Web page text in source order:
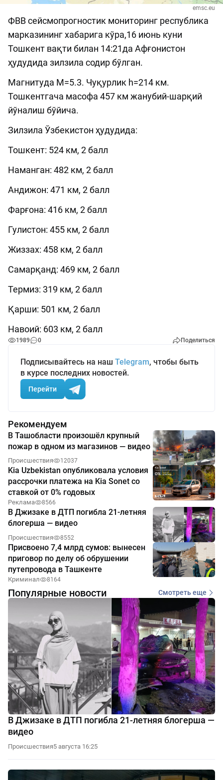
emsc.eu
ФВВ cейсмопрогностик мониторинг республика
марказининг хабарига кўра,16 июнь куни
Тошкент вақти билан 14:21да Афғонистон
ҳудудида зилзила содир бўлган.
Магнитуда М=5.3. Чуқурлик h=214 км.
Тошкентгача масофа 457 км жанубий-шарқий
йўналиш бўйича.
Зилзила Ўзбекистон ҳудудида:
Тошкент: 524 км, 2 балл
Наманган: 482 км, 2 балл
Андижон: 471 км, 2 балл
Фарғона: 416 км, 2 балл
Гулистон: 455 км, 2 балл
Жиззах: 458 км, 2 балл
Самарқанд: 469 км, 2 балл
Термиз: 319 км, 2 балл
Қарши: 501 км, 2 балл
Навоий: 603 км, 2 балл
1989 0 Поделиться
Подписывайтесь на наш Telegram, чтобы быть
в курсе последних новостей.
Перейти
Рекомендуем
В Ташобласти произошёл крупный
пожар в одном из магазинов — видео
Происшествия 12037
Kia Uzbekistan опубликовала условия
рассрочки платежа на Kia Sonet со
ставкой от 0% годовых
Реклама 8566
В Джизаке в ДТП погибла 21-летняя
блогерша — видео
Происшествия 8552
Присвоено 7,4 млрд сумов: вынесен
приговор по делу об обрушении
путепровода в Ташкенте
Криминал 8164
Популярные новости Смотреть еще
В Джизаке в ДТП погибла 21-летняя блогерша —
видео
Происшествия5 августа 16:25